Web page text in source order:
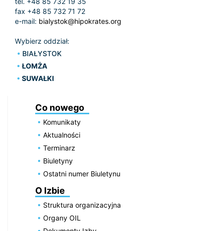
fax +48 85 732 71 72
e-mail: bialystok@hipokrates.org
Wybierz oddział:
BIAŁYSTOK
ŁOMŻA
SUWAŁKI
Co nowego
Komunikaty
Aktualności
Terminarz
Biuletyny
Ostatni numer Biuletynu
O Izbie
Struktura organizacyjna
Organy OIL